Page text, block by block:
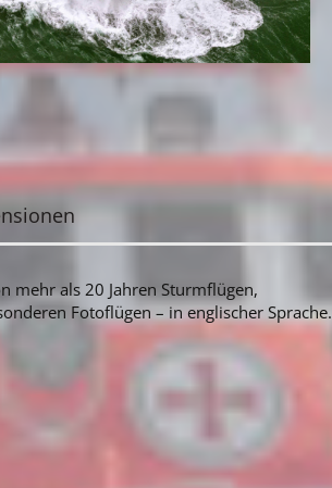
mehr als 20 Jahren Sturmflügen,
Fotoflügen – in englischer Sprache.